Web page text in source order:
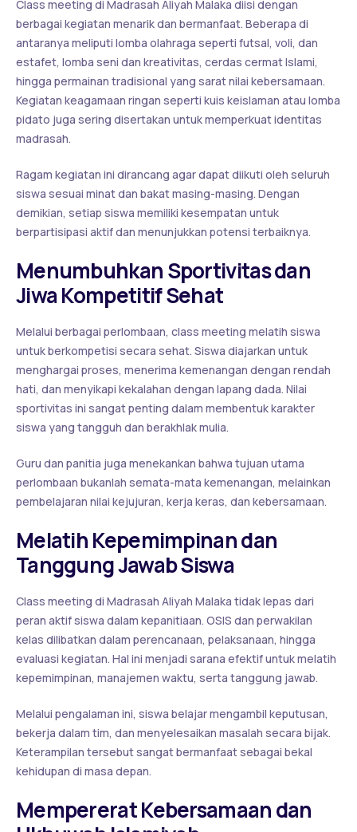
Class meeting di Madrasah Aliyah Malaka diisi dengan
berbagai kegiatan menarik dan bermanfaat. Beberapa di
antaranya meliputi lomba olahraga seperti futsal, voli, dan
estafet, lomba seni dan kreativitas, cerdas cermat Islami,
hingga permainan tradisional yang sarat nilai kebersamaan.
Kegiatan keagamaan ringan seperti kuis keislaman atau lomba
pidato juga sering disertakan untuk memperkuat identitas
madrasah.
Ragam kegiatan ini dirancang agar dapat diikuti oleh seluruh
siswa sesuai minat dan bakat masing-masing. Dengan
demikian, setiap siswa memiliki kesempatan untuk
berpartisipasi aktif dan menunjukkan potensi terbaiknya.
Menumbuhkan Sportivitas dan
Jiwa Kompetitif Sehat
Melalui berbagai perlombaan, class meeting melatih siswa
untuk berkompetisi secara sehat. Siswa diajarkan untuk
menghargai proses, menerima kemenangan dengan rendah
hati, dan menyikapi kekalahan dengan lapang dada. Nilai
sportivitas ini sangat penting dalam membentuk karakter
siswa yang tangguh dan berakhlak mulia.
Guru dan panitia juga menekankan bahwa tujuan utama
perlombaan bukanlah semata-mata kemenangan, melainkan
pembelajaran nilai kejujuran, kerja keras, dan kebersamaan.
Melatih Kepemimpinan dan
Tanggung Jawab Siswa
Class meeting di Madrasah Aliyah Malaka tidak lepas dari
peran aktif siswa dalam kepanitiaan. OSIS dan perwakilan
kelas dilibatkan dalam perencanaan, pelaksanaan, hingga
evaluasi kegiatan. Hal ini menjadi sarana efektif untuk melatih
kepemimpinan, manajemen waktu, serta tanggung jawab.
Melalui pengalaman ini, siswa belajar mengambil keputusan,
bekerja dalam tim, dan menyelesaikan masalah secara bijak.
Keterampilan tersebut sangat bermanfaat sebagai bekal
kehidupan di masa depan.
Mempererat Kebersamaan dan